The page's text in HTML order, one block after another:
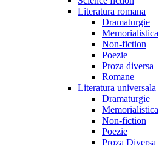
Literatura romana
Dramaturgie
Memorialistica
Non-fiction
Poezie
Proza diversa
Romane
Literatura universala
Dramaturgie
Memorialistica
Non-fiction
Poezie
Proza Diversa